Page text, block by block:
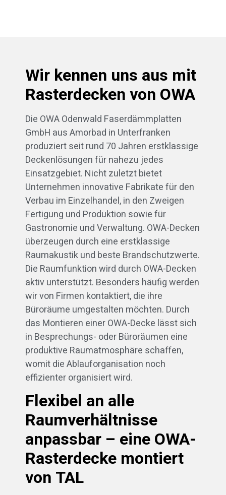
Wir kennen uns aus mit
Rasterdecken von OWA
Die OWA Odenwald Faserdämmplatten
GmbH aus Amorbad in Unterfranken
produziert seit rund 70 Jahren erstklassige
Deckenlösungen für nahezu jedes
Einsatzgebiet. Nicht zuletzt bietet
Unternehmen innovative Fabrikate für den
Verbau im Einzelhandel, in den Zweigen
Fertigung und Produktion sowie für
Gastronomie und Verwaltung. OWA-Decken
überzeugen durch eine erstklassige
Raumakustik und beste Brandschutzwerte.
Die Raumfunktion wird durch OWA-Decken
aktiv unterstützt. Besonders häufig werden
wir von Firmen kontaktiert, die ihre
Büroräume umgestalten möchten. Durch
das Montieren einer OWA-Decke lässt sich
in Besprechungs- oder Büroräumen eine
produktive Raumatmosphäre schaffen,
womit die Ablauforganisation noch
effizienter organisiert wird.
Flexibel an alle
Raumverhältnisse
anpassbar – eine OWA-
Rasterdecke montiert
von TAL